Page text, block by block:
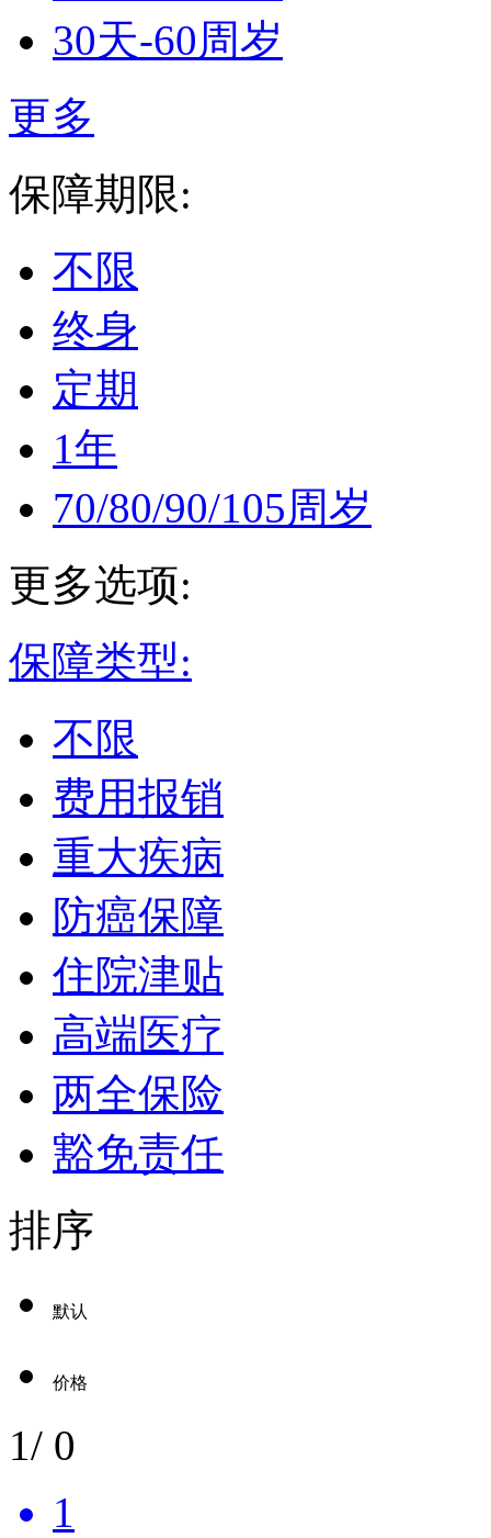
30天-60周岁
更多
保障期限:
不限
终身
定期
1年
70/80/90/105周岁
更多选项:
保障类型:
不限
费用报销
重大疾病
防癌保障
住院津贴
高端医疗
两全保险
豁免责任
排序
默认
价格
1/ 0
1